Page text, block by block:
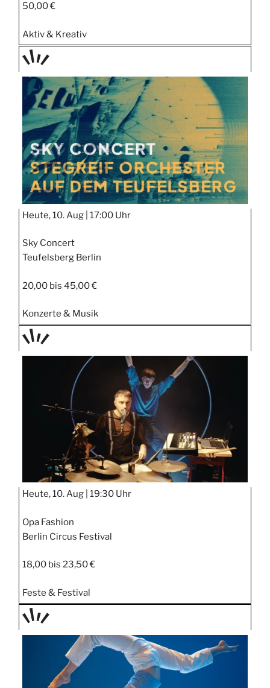
50,00 €
Aktiv & Kreativ
TAGE
STIPP
Heute, 10. Aug | 17:00 Uhr
Sky Concert
Teufelsberg Berlin
20,00 bis 45,00 €
Konzerte & Musik
TAGE
Heute, 10. Aug | 19:30 Uhr
Opa Fashion
Berlin Circus Festival
18,00 bis 23,50 €
Feste & Festival
TAGE